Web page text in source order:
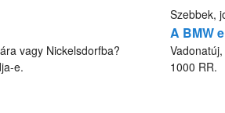
vagy Nickelsdorfba?
e.
Szebbek,
A BMW
1000 RR.